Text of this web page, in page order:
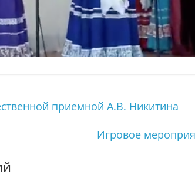
приемной А.В. Никитина
Игровое